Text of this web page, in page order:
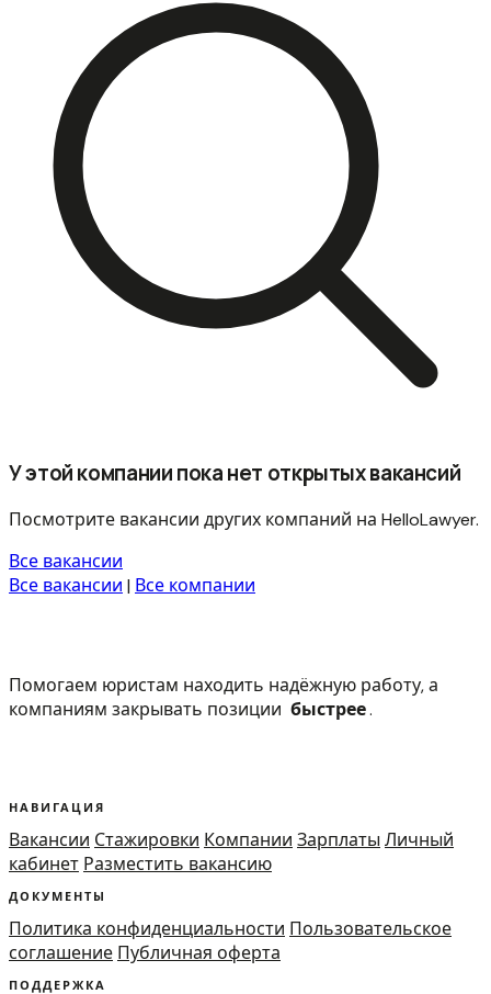
У этой компании пока нет открытых вакансий
Посмотрите вакансии других компаний на HelloLawyer.
Все вакансии
Все вакансии | Все компании
Помогаем юристам находить надёжную работу, а
компаниям закрывать позиции быстрее.
НАВИГАЦИЯ
Вакансии Стажировки Компании Зарплаты Личный
кабинет Разместить вакансию
ДОКУМЕНТЫ
Политика конфиденциальности Пользовательское
соглашение Публичная оферта
ПОДДЕРЖКА